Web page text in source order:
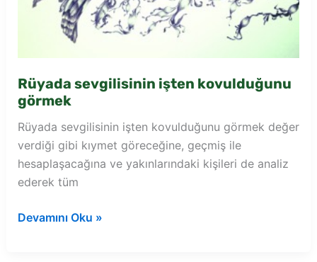
Rüyada sevgilisinin işten kovulduğunu
görmek
Rüyada sevgilisinin işten kovulduğunu görmek değer
verdiği gibi kıymet göreceğine, geçmiş ile
hesaplaşacağına ve yakınlarındaki kişileri de analiz
ederek tüm
Rüyada
Devamını Oku »